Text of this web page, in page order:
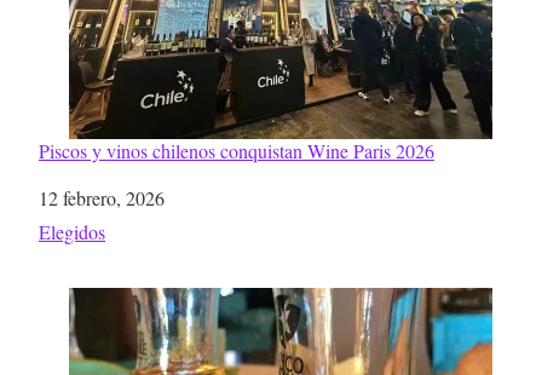
Piscos y vinos chilenos conquistan Wine Paris 2026
Fecha
12 febrero, 2026
Respecto a
Elegidos